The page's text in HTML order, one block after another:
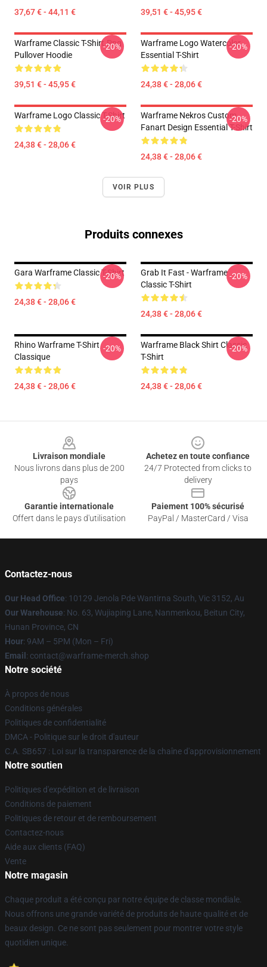
37,67 € - 44,11 € 39,51 € - 45,95 €
Warframe Classic T-Shirt.png
Pullover Hoodie
39,51 € - 45,95 €
-20%
Warframe Logo Watercolor
Essential T-Shirt
24,38 € - 28,06 €
-20%
Warframe Logo Classic T-Shirt
24,38 € - 28,06 €
-20%
Warframe Nekros Custom
Fanart Design Essential T-Shirt
24,38 € - 28,06 €
-20%
VOIR PLUS
Produits connexes
Gara Warframe Classic T-Shirt
24,38 € - 28,06 €
-20%
Grab It Fast - Warframe
Classic T-Shirt
24,38 € - 28,06 €
-20%
Rhino Warframe T-Shirt
Classique
24,38 € - 28,06 €
-20%
Warframe Black Shirt Classic
T-Shirt
24,38 € - 28,06 €
-20%
Livraison mondiale
Nous livrons dans plus de 200
pays
Achetez en toute confiance
24/7 Protected from clicks to
delivery
Garantie internationale
Offert dans le pays d'utilisation
Paiement 100% sécurisé
PayPal / MasterCard / Visa
Contactez-nous
Our Head Office: 10129 Jenola Pde Wantirna South, Vic 3152, Au
Our Warehouse: No. 63, Wujiaping Lane, Nanmenkou, Beitun City,
Hunan Province, CN
Hour: 9AM – 5PM (Mon – Fri)
Email : contact@warframe-merch.shop
Notre société
À propos de nous
Conditions générales
Politiques de confidentialité
DMCA - Politique sur le droit d'auteur
C.A. SB657 : Loi sur la transparence de la chaîne d'approvisionnement
Notre soutien
Politiques d'expédition et de livraison
Conditions de paiement
Politiques de retour et de remboursement
Contactez-nous
Aide aux clients (FAQ)
Vente
Notre magasin
Chaque produit a été conçu par notre équipe de classe mondiale.
Nous offrons une grande variété de produits de haute qualité et de
beaux design. Ce ne sont pas seulement pour montrer votre style
quotidien unique.